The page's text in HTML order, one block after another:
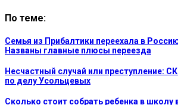
По теме:
Семья из Прибалтики переехала в
Названы главные плюсы переезда
Несчастный случай или преступление:
по делу Усольцевых
Сколько стоит собрать ребенка в школу